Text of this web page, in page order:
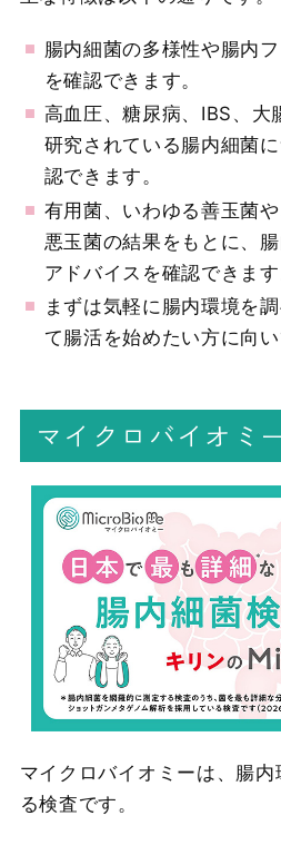
腸内細菌の多様性や腸内
を確認できます。
高血圧、糖尿病、IBS、大
研究されている腸内細菌
認できます。
有用菌、いわゆる善玉菌
悪玉菌の結果をもとに、
アドバイスを確認できます
まずは気軽に腸内環境を
て腸活を始めたい方に向い
マイクロバイオミ
マイクロバイオミーは、腸
る検査です。